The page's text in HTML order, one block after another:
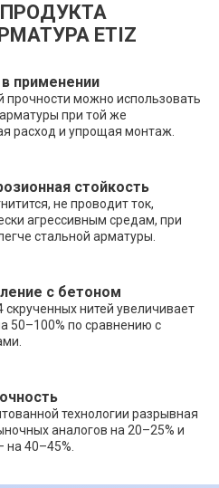
ETIZ
применении
прочности можно использовать
при той же
расход и упрощая монтаж.
стойкость
не проводит ток,
агрессивным средам, при
стальной арматуры.
с бетоном
скрученных нитей увеличивает
50–100% по сравнению с
технологии разрывная
аналогов на 20–25% и
40–45%.